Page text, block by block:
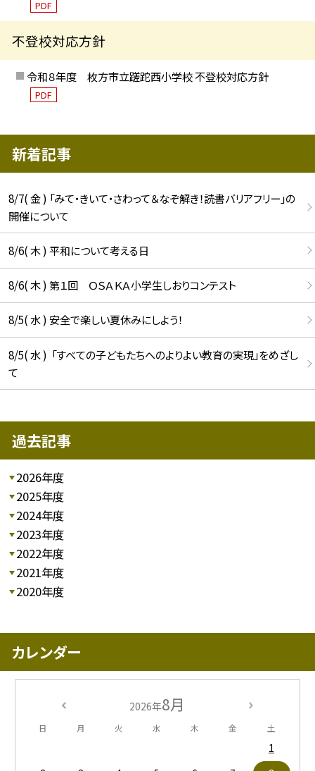
PDF
不登校対応方針
令和８年度 枚方市立蹉跎西小学校 不登校対応方針
PDF
新着記事
8/7( 金 ) 「みて・きいて・さわって＆なぞ解き！読書バリアフリー」の
開催について
8/6( 木 ) 平和について考える日
8/6( 木 ) 第１回 ＯＳＡＫＡ小学生しおりコンテスト
8/5( 水 ) 安全で楽しい夏休みにしよう！
8/5( 水 ) 「すべての子どもたちへのよりよい教育の実現」をめざし
て
過去記事
2026年度
2025年度
2024年度
2023年度
2022年度
2021年度
2020年度
カレンダー
2026年8月
日 月 火 水 木 金 土
1